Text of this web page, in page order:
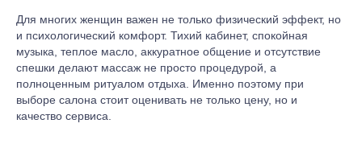
Для многих женщин важен не только физический эффект, но
и психологический комфорт. Тихий кабинет, спокойная
музыка, теплое масло, аккуратное общение и отсутствие
спешки делают массаж не просто процедурой, а
полноценным ритуалом отдыха. Именно поэтому при
выборе салона стоит оценивать не только цену, но и
качество сервиса.